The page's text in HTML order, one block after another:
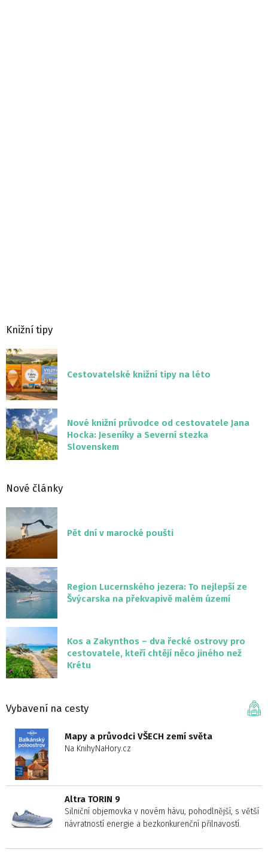
Knižní tipy
Cestovatelské knižní tipy na léto
Nové knižní průvodce od cestovatele Jana
Hocka: Jeseníky a Severní stezka
Slovenskem
Nové články
Pět dní v marocké poušti
Region Lucernského jezera: To nejlepší ze
Švýcarska na překvapivě malém území
Kos a Zakynthos – dva řecké ostrovy pro
cestovatele, kteří chtějí něco jiného než
Krétu
Vybavení na cesty
Mapy a průvodci VŠECH zemí světa
Na KnihyNaHory.cz
Altra TORIN 9
Silniční objemovka v novém hávu, pohodlnější, s větší
návratností energie a bezkonkurenční přilnavostí.